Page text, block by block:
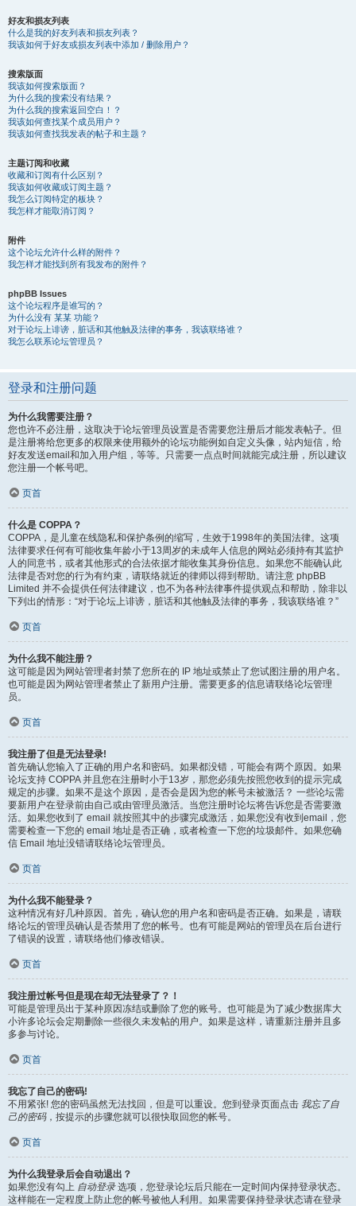
好友和损友列表
什么是我的好友列表和损友列表？
我该如何于好友或损友列表中添加 / 删除用户？
搜索版面
我该如何搜索版面？
为什么我的搜索没有结果？
为什么我的搜索返回空白！？
我该如何查找某个成员用户？
我该如何查找我发表的帖子和主题？
主题订阅和收藏
收藏和订阅有什么区别？
我该如何收藏或订阅主题？
我怎么订阅特定的板块？
我怎样才能取消订阅？
附件
这个论坛允许什么样的附件？
我怎样才能找到所有我发布的附件？
phpBB Issues
这个论坛程序是谁写的？
为什么没有 某某 功能？
对于论坛上诽谤，脏话和其他触及法律的事务，我该联络谁？
我怎么联系论坛管理员？
登录和注册问题
为什么我需要注册？
您也许不必注册，这取决于论坛管理员设置是否需要您注册后才能发表帖子。但
是注册将给您更多的权限来使用额外的论坛功能例如自定义头像，站内短信，给
好友发送email和加入用户组，等等。只需要一点点时间就能完成注册，所以建议
您注册一个帐号吧。
页首
什么是 COPPA？
COPPA，是儿童在线隐私和保护条例的缩写，生效于1998年的美国法律。这项
法律要求任何有可能收集年龄小于13周岁的未成年人信息的网站必须持有其监护
人的同意书，或者其他形式的合法依据才能收集其身份信息。如果您不能确认此
法律是否对您的行为有约束，请联络就近的律师以得到帮助。请注意 phpBB
Limited 并不会提供任何法律建议，也不为各种法律事件提供观点和帮助，除非以
下列出的情形：“对于论坛上诽谤，脏话和其他触及法律的事务，我该联络谁？”
页首
为什么我不能注册？
这可能是因为网站管理者封禁了您所在的 IP 地址或禁止了您试图注册的用户名。
也可能是因为网站管理者禁止了新用户注册。需要更多的信息请联络论坛管理
员。
页首
我注册了但是无法登录!
首先确认您输入了正确的用户名和密码。如果都没错，可能会有两个原因。如果
论坛支持 COPPA 并且您在注册时小于13岁，那您必须先按照您收到的提示完成
规定的步骤。如果不是这个原因，是否会是因为您的帐号未被激活？ 一些论坛需
要新用户在登录前由自己或由管理员激活。当您注册时论坛将告诉您是否需要激
活。如果您收到了 email 就按照其中的步骤完成激活，如果您没有收到email，您
需要检查一下您的 email 地址是否正确，或者检查一下您的垃圾邮件。如果您确
信 Email 地址没错请联络论坛管理员。
页首
为什么我不能登录？
这种情况有好几种原因。首先，确认您的用户名和密码是否正确。如果是，请联
络论坛的管理员确认是否禁用了您的帐号。也有可能是网站的管理员在后台进行
了错误的设置，请联络他们修改错误。
页首
我注册过帐号但是现在却无法登录了？！
可能是管理员出于某种原因冻结或删除了您的账号。也可能是为了减少数据库大
小许多论坛会定期删除一些很久未发帖的用户。如果是这样，请重新注册并且多
多参与讨论。
页首
我忘了自己的密码!
不用紧张! 您的密码虽然无法找回，但是可以重设。您到登录页面点击 我忘了自
己的密码，按提示的步骤您就可以很快取回您的帐号。
页首
为什么我登录后会自动退出？
如果您没有勾上 自动登录选项，您登录论坛后只能在一定时间内保持登录状态。
这样能在一定程度上防止您的帐号被他人利用。如果需要保持登录状态请在登录